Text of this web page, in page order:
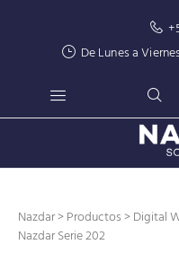
De Lunes a
Nazdar>Productos>Digital
Nazdar Serie 202